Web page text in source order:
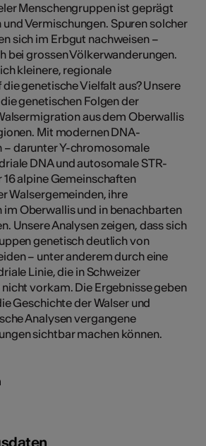
Menschengruppen ist geprägt
Vermischungen. Spuren solcher
sich im Erbgut nachweisen –
bei grossen Völkerwanderungen.
kleinere, regionale
genetische Vielfalt aus? Unsere
genetischen Folgen der
aus dem Oberwallis
Mit modernen DNA-
darunter Y-chromosomale
DNA und autosomale STR-
16 alpine Gemeinschaften
Walsergemeinden, ihre
Oberwallis und in benachbarten
Unsere Analysen zeigen, dass sich
genetisch deutlich von
– unter anderem durch eine
Linie, die in Schweizer
vorkam. Die Ergebnisse geben
Geschichte der Walser und
Analysen vergangene
sichtbar machen können.